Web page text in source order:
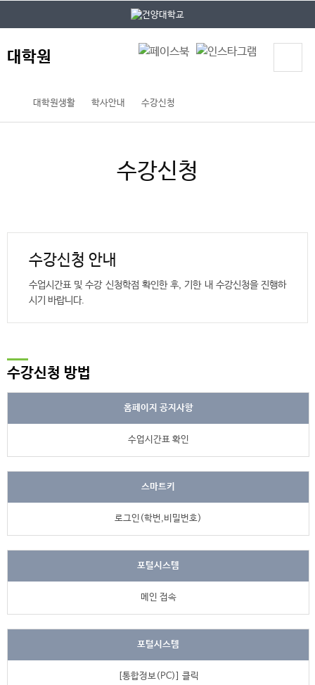
대학원
대학원생활 학사안내 수강신청
수강신청
수강신청 안내
수업시간표 및 수강 신청학점 확인한 후, 기한 내 수강신청을 진행하
시기 바랍니다.
수강신청 방법
홈페이지 공지사항
수업시간표 확인
스마트키
로그인(학번,비밀번호)
포털시스템
메인 접속
포털시스템
[통합정보(PC)] 클릭